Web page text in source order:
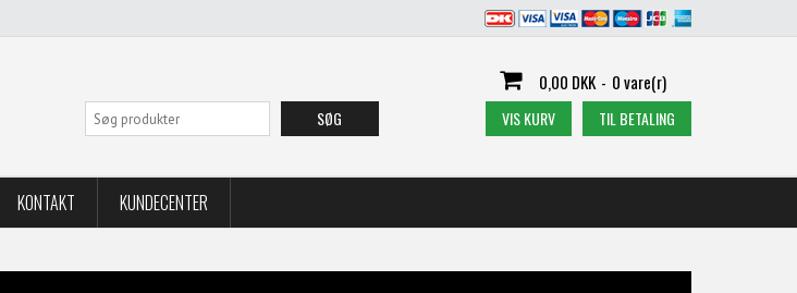
0,00 DKK - 0 vare(r)
VIS KURV TIL BETALING
KONTAKT KUNDECENTER
SØG